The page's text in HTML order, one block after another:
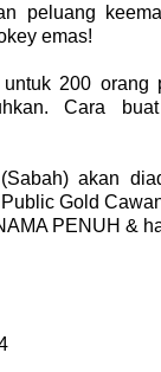
peluang
emas!
200 orang
Cara
akan
Gold
PENUH &